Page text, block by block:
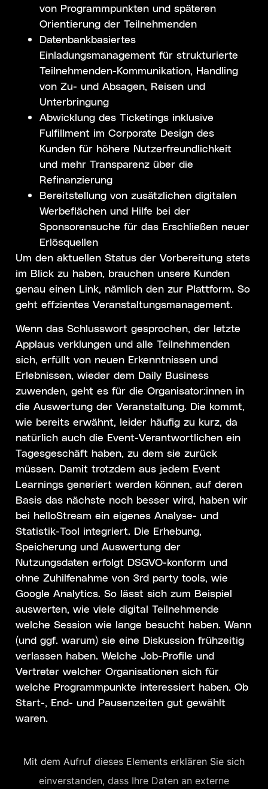
von Programmpunkten und späteren
Orientierung der Teilnehmenden
Datenbankbasiertes
Einladungsmanagement für strukturierte
Teilnehmenden-Kommunikation, Handling
von Zu- und Absagen, Reisen und
Unterbringung
Abwicklung des Ticketings inklusive
Fulfillment im Corporate Design des
Kunden für höhere Nutzerfreundlichkeit
und mehr Transparenz über die
Refinanzierung
Bereitstellung von zusätzlichen digitalen
Werbeflächen und Hilfe bei der
Sponsorensuche für das Erschließen neuer
Erlösquellen
Um den aktuellen Status der Vorbereitung stets
im Blick zu haben, brauchen unsere Kunden
genau einen Link, nämlich den zur Plattform. So
geht effzientes Veranstaltungsmanagement.
Wenn das Schlusswort gesprochen, der letzte
Applaus verklungen und alle Teilnehmenden
sich, erfüllt von neuen Erkenntnissen und
Erlebnissen, wieder dem Daily Business
zuwenden, geht es für die Organisator:innen in
die Auswertung der Veranstaltung. Die kommt,
wie bereits erwähnt, leider häufig zu kurz, da
natürlich auch die Event-Verantwortlichen ein
Tagesgeschäft haben, zu dem sie zurück
müssen. Damit trotzdem aus jedem Event
Learnings generiert werden können, auf deren
Basis das nächste noch besser wird, haben wir
bei helloStream ein eigenes Analyse- und
Statistik-Tool integriert. Die Erhebung,
Speicherung und Auswertung der
Nutzungsdaten erfolgt DSGVO-konform und
ohne Zuhilfenahme von 3rd party tools, wie
Google Analytics. So lässt sich zum Beispiel
auswerten, wie viele digital Teilnehmende
welche Session wie lange besucht haben. Wann
(und ggf. warum) sie eine Diskussion frühzeitig
verlassen haben. Welche Job-Profile und
Vertreter welcher Organisationen sich für
welche Programmpunkte interessiert haben. Ob
Start-, End- und Pausenzeiten gut gewählt
waren.
Mit dem Aufruf dieses Elements erklären Sie sich
einverstanden, dass Ihre Daten an externe